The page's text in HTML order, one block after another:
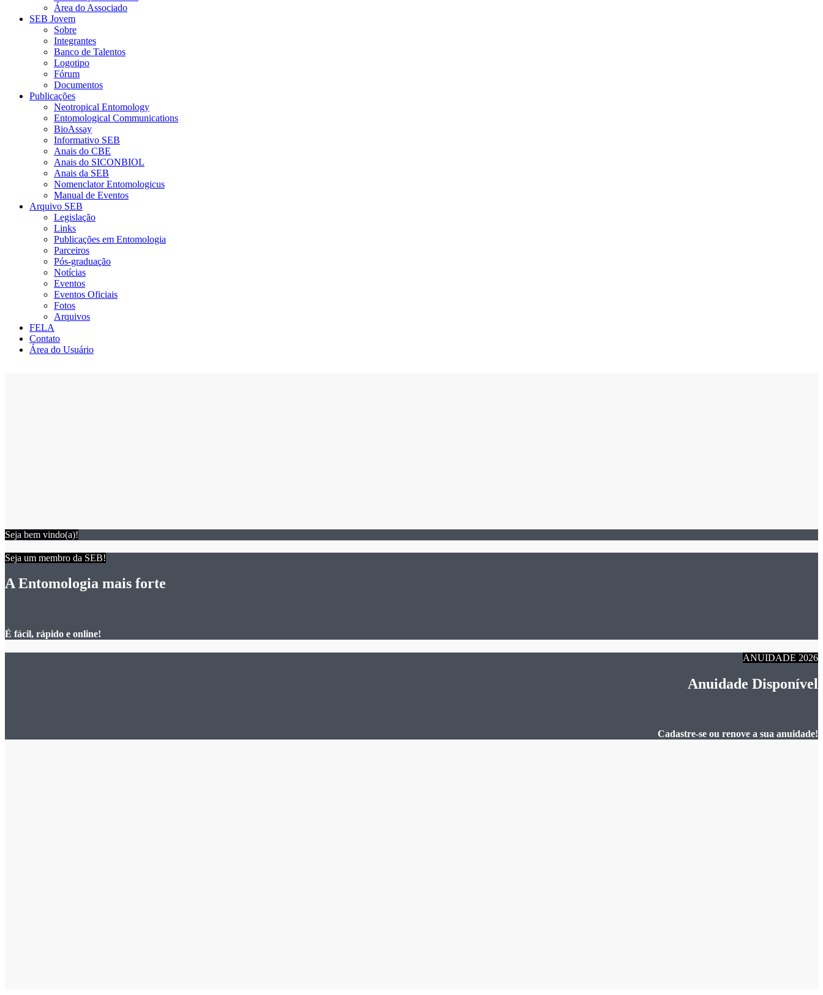
Área do Associado
SEB Jovem
Sobre
Integrantes
Banco de Talentos
Logotipo
Fórum
Documentos
Publicações
Neotropical Entomology
Entomological Communications
BioAssay
Informativo SEB
Anais do CBE
Anais do SICONBIOL
Anais da SEB
Nomenclator Entomologicus
Manual de Eventos
Arquivo SEB
Legislação
Links
Publicações em Entomologia
Parceiros
Pós-graduação
Notícias
Eventos
Eventos Oficiais
Fotos
Arquivos
FELA
Contato
Área do Usuário
Seja bem vindo(a)!
Seja um membro da SEB!
A Entomologia mais forte
É fácil, rápido e online!
ANUIDADE 2026
Anuidade Disponível
Cadastre-se ou renove a sua anuidade!